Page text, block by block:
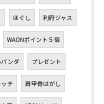
ほぐし 利府ジャス
WAONポイント５倍
ンダ プレゼント
チ 肩甲骨はがし